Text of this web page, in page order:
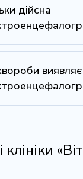
дійсна
виявляє